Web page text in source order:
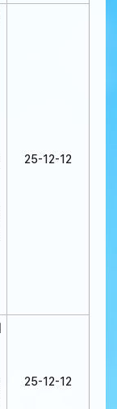
25-12-12
25-12-12